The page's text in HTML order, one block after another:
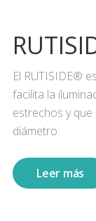
El RUTISIDE®
facilita la
estrechos y
diámetro.
Leer más